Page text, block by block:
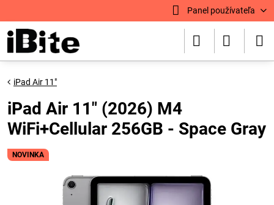
Panel používateľa
NOVINKA
iPad Air 11"
iPad Air 11" (2026) M4
WiFi+Cellular 256GB - Space Gray